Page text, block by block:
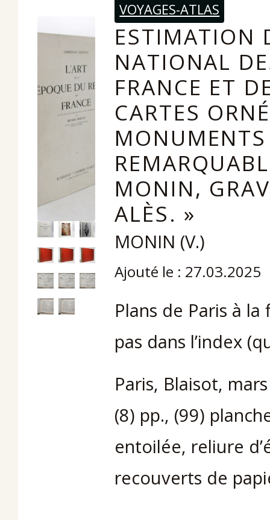
VOYAGES-ATLAS
ESTIMATION
NATIONAL
FRANCE ET
CARTES
MONIN,
ALÈS. »
MONIN (V.)
Ajouté le : 27.03.2025
Plans de Paris à
pas dans l’index
Paris, Blaisot,
(8) pp., (99)
entoilée, reliure
recouverts de